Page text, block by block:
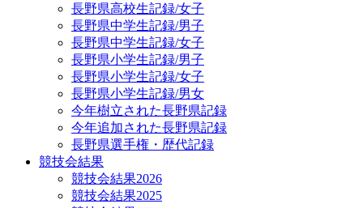
長野県高校生記録/女子
長野県中学生記録/男子
長野県中学生記録/女子
長野県小学生記録/男子
長野県小学生記録/女子
長野県小学生記録/男女
今年樹立された長野県記録
今年追加された長野県記録
長野県選手権・歴代記録
競技会結果
競技会結果2026
競技会結果2025